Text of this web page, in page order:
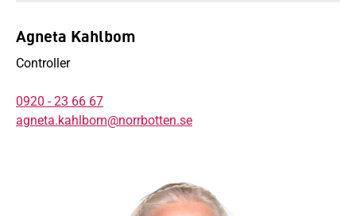
Agneta Kahlbom
Controller
0920 - 23 66 67
agneta.kahlbom@norrbotten.se